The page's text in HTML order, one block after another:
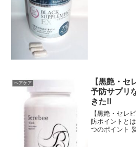
ヘアケア
【黒艶・セ
予防サプリ
きた!!
【黒艶・セレ
防ポイントと
つのポイント